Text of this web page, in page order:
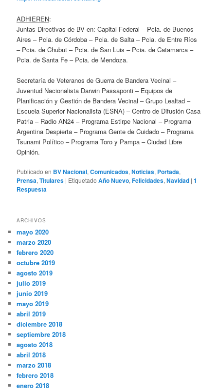
ADHIEREN:
Juntas Directivas de BV en: Capital Federal – Pcia. de Buenos
Aires – Pcia. de Córdoba – Pcia. de Salta – Pcia. de Entre Ríos
– Pcia. de Chubut – Pcia. de San Luis – Pcia. de Catamarca –
Pcia. de Santa Fe – Pcia. de Mendoza.
Secretaría de Veteranos de Guerra de Bandera Vecinal –
Juventud Nacionalista Darwin Passaponti – Equipos de
Planificación y Gestión de Bandera Vecinal – Grupo Lealtad –
Escuela Superior Nacionalista (ESNA) – Centro de Difusión Casa
Patria – Radio AN24 – Programa Estirpe Nacional – Programa
Argentina Despierta – Programa Gente de Cuidado – Programa
Tsunami Político – Programa Toro y Pampa – Ciudad Libre
Opinión.
Publicado en BV Nacional,Comunicados,Noticias, Portada,
Prensa,Titulares | Etiquetado Año Nuevo,Felicidades,Navidad |1
Respuesta
ARCHIVOS
mayo 2020
marzo 2020
febrero 2020
octubre 2019
agosto 2019
julio 2019
junio 2019
mayo 2019
abril 2019
diciembre 2018
septiembre 2018
agosto 2018
abril 2018
marzo 2018
febrero 2018
enero 2018